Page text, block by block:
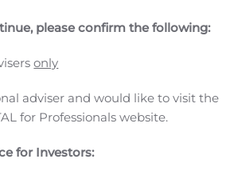
2020ÉLÉMENTS CLÉS DU T3 :
résultat brut d’exploitation
please confirm the following:
only
adviser and would like to visit the
for Professionals website.
for Investors: